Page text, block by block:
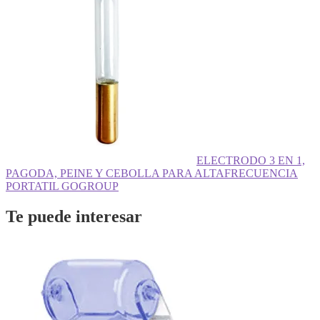
ELECTRODO 3 EN 1,
PAGODA, PEINE Y CEBOLLA PARA ALTAFRECUENCIA
PORTATIL GOGROUP
Te puede interesar